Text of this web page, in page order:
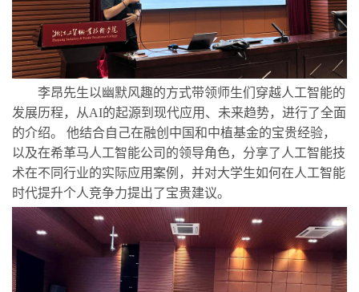
李昂先生以幽默风趣的方式带领师生们穿越人工智能的
发展历程，从AI的起源到现代应用、未来趋势，进行了全面
的介绍。 他结合自己在融创中国和中植基金的宝贵经验，
以及在希革马人工智能公司的领导角色，分享了人工智能技
术在不同行业的实际应用案例，并对大学生如何在人工智能
时代提升个人竞争力提出了宝贵建议。